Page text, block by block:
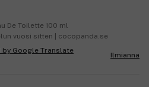
De Toilette 100 ml
vuosi sitten | cocopanda.se
Ilmianna